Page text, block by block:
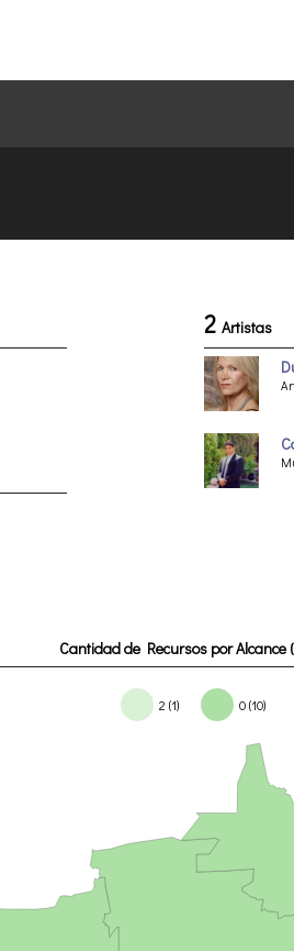
2 Artistas
Cantidad de Recursos por Alcance
2 (1) 0 (10)